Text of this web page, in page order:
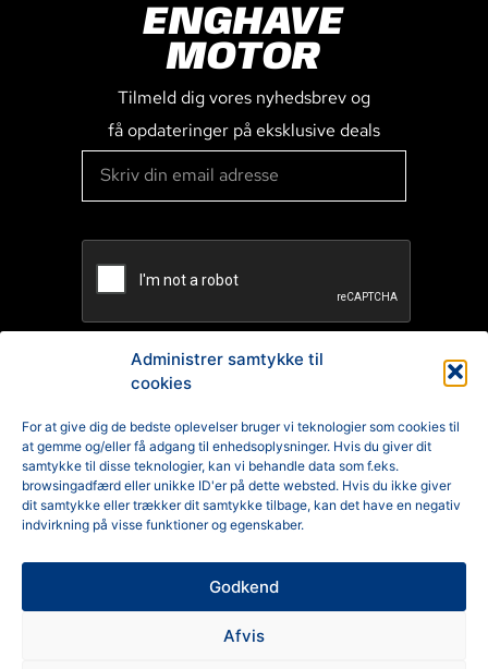
Administrer samtykke til
cookies
For at give dig de bedste oplevelser bruger vi teknologier som cookies til
at gemme og/eller få adgang til enhedsoplysninger. Hvis du giver dit
samtykke til disse teknologier, kan vi behandle data som f.eks.
browsingadfærd eller unikke ID'er på dette websted. Hvis du ikke giver
dit samtykke eller trækker dit samtykke tilbage, kan det have en negativ
indvirkning på visse funktioner og egenskaber.
Godkend
Afvis
ENGHAVE
MOTOR
Tilmeld dig vores nyhedsbrev og
få opdateringer på eksklusive deals
Reklamation
Generelle Handelsbetingelser
Privatlivspolitik